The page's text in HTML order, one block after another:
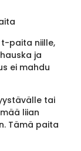
paita niille,
ja
ei mahdu
tai
liian
Tämä paita